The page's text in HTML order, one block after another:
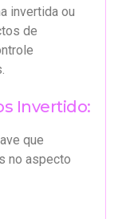
invertida ou
de
Invertido:
que
no aspecto